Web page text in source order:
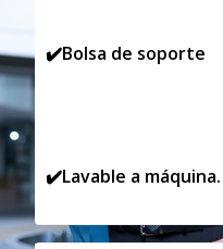
✔️Bolsa de soporte
✔️Lavable a máquina.